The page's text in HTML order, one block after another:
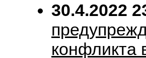
30.4.2022
конфликта